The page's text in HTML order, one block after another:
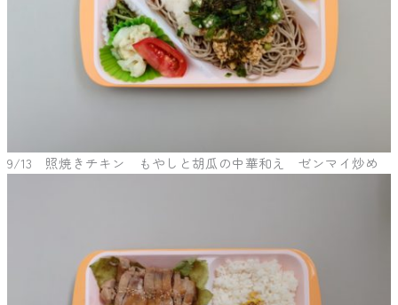
9/13 照焼きチキン もやしと胡瓜の中華和え ゼンマイ炒め